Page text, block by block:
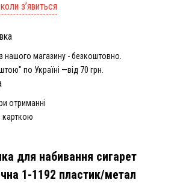
з’явиться
нашого магазину - безкоштовно.
по Україні —від 70 грн.
отриманні
карткою
для набивання сигарет
1-1192 пластик/метал